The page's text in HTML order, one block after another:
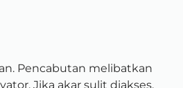
Pencabutan melibatkan
Jika akar sulit diakses,